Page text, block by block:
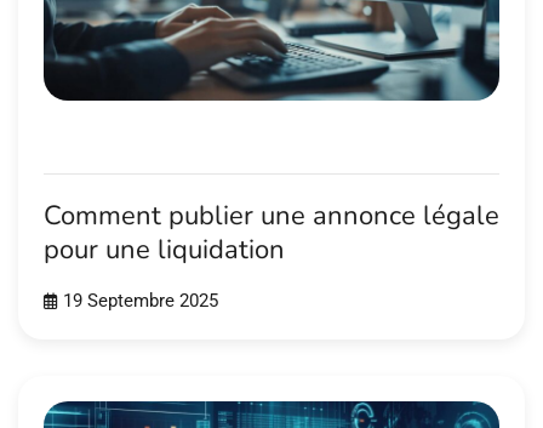
Comment publier une annonce légale
pour une liquidation
19 Septembre 2025